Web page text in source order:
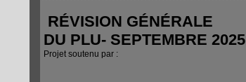
RÉVISION GÉNÉRALE
DU PLU- SEPTEMBRE 2025
Projet soutenu par :